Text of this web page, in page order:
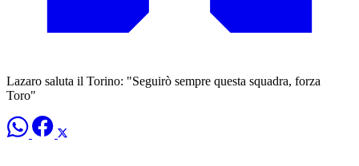
Lazaro saluta il Torino: "Seguirò sempre questa squadra, forza
Toro"